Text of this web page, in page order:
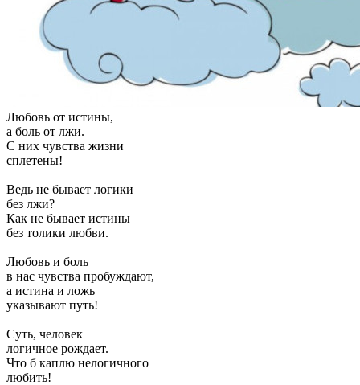
Любовь от истины,
а боль от лжи.
С них чувства жизни
сплетены!
Ведь не бывает логики
без лжи?
Как не бывает истины
без толики любви.
Любовь и боль
в нас чувства пробуждают,
а истина и ложь
указывают путь!
Суть, человек
логичное рождает.
Что б каплю нелогичного
любить!